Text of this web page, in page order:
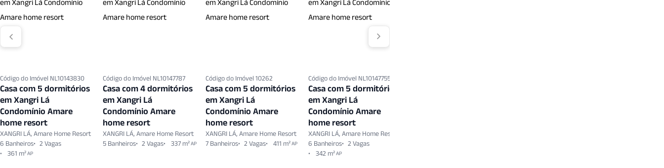
Código do Imóvel NL10143830
Casa com 5 dormitórios
em Xangri Lá
Condomínio Amare
home resort
XANGRI LÁ, Amare Home Resort
6 Banheiros
2 Vagas
361 m²AP
Código do Imóvel NL10147787
Casa com 4 dormitórios
em Xangri Lá
Condomínio Amare
home resort
XANGRI LÁ, Amare Home Resort
5 Banheiros
2 Vagas 337 m²AP
Código do Imóvel 10262
Casa com 5 dormitórios
em Xangri Lá
Condomínio Amare
home resort
XANGRI LÁ, Amare Home Resort
7 Banheiros
2 Vagas 411 m²AP
Código do Imóvel NL10147755
Casa com 5 dormitórios
em Xangri Lá
Condomínio Amare
home resort
XANGRI LÁ, Amare Home Resort
6 Banheiros
2 Vagas
342 m²AP